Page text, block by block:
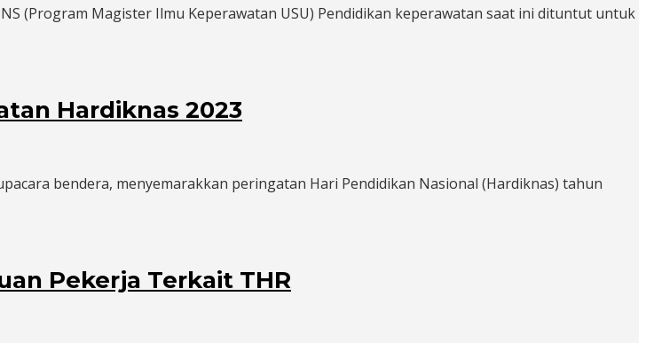
(Program Magister Ilmu Keperawatan USU) Pendidikan keperawatan saat ini dituntut untuk
Hardiknas 2023
bendera, menyemarakkan peringatan Hari Pendidikan Nasional (Hardiknas) tahun
Pekerja Terkait THR